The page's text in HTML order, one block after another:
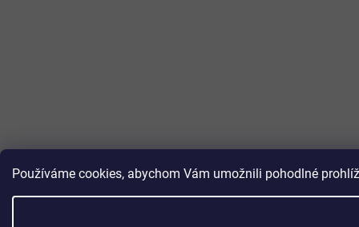
Používáme cookies, abychom Vám umožnili pohodlné